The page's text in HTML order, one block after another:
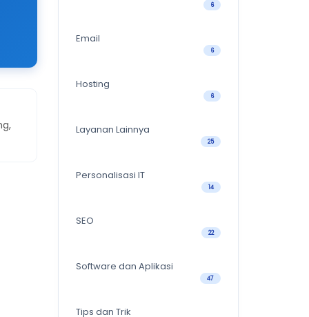
6
Email
6
Hosting
6
Layanan Lainnya
25
Personalisasi IT
14
SEO
22
Software dan Aplikasi
47
Tips dan Trik